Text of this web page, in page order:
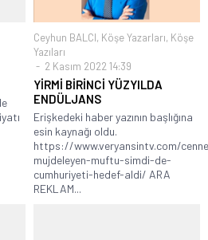
Ceyhun BALCI, Köşe Yazarları, Köşe
Yazıları
2 Kasım 2022 14:39
YİRMİ BİRİNCİ YÜZYILDA
ENDÜLJANS
Erişkedeki haber yazının başlığına
esin kaynağı oldu.
https://www.veryansintv.com/
mujdeleyen-muftu-simdi-de-
cumhuriyeti-hedef-aldi/ ARA
REKLAM...